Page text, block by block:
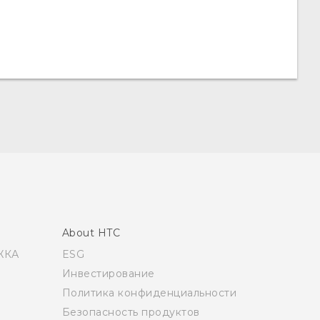
About HTC
ESG
Инвестирование
Политика конфиденциальности
Безопасность продуктов